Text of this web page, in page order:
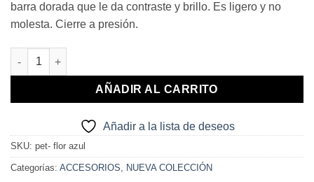
barra dorada que le da contraste y brillo. Es ligero y no
molesta. Cierre a presión.
PENDIENTES PÉTALOS AZUL cantidad
AÑADIR AL CARRITO
Añadir a la lista de deseos
SKU: pet- flor azul
Categorías: ACCESORIOS, NUEVA COLECCIÓN